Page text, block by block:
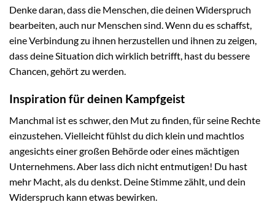
Denke daran, dass die Menschen, die deinen Widerspruch
bearbeiten, auch nur Menschen sind. Wenn du es schaffst,
eine Verbindung zu ihnen herzustellen und ihnen zu zeigen,
dass deine Situation dich wirklich betrifft, hast du bessere
Chancen, gehört zu werden.
Inspiration für deinen Kampfgeist
Manchmal ist es schwer, den Mut zu finden, für seine Rechte
einzustehen. Vielleicht fühlst du dich klein und machtlos
angesichts einer großen Behörde oder eines mächtigen
Unternehmens. Aber lass dich nicht entmutigen! Du hast
mehr Macht, als du denkst. Deine Stimme zählt, und dein
Widerspruch kann etwas bewirken.